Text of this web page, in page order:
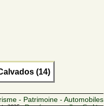
(14)
- Patrimoine - Automobiles